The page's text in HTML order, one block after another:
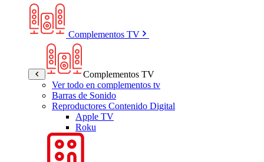
Complementos TV
Complementos TV
Ver todo en complementos tv
Barras de Sonido
Reproductores Contenido Digital
Apple TV
Roku